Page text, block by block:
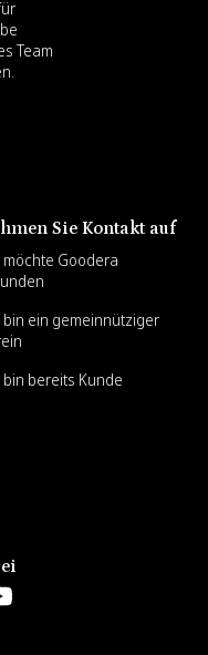
Team
Sie Kontakt auf
Goodera
bin ein gemeinnütziger
bereits Kunde